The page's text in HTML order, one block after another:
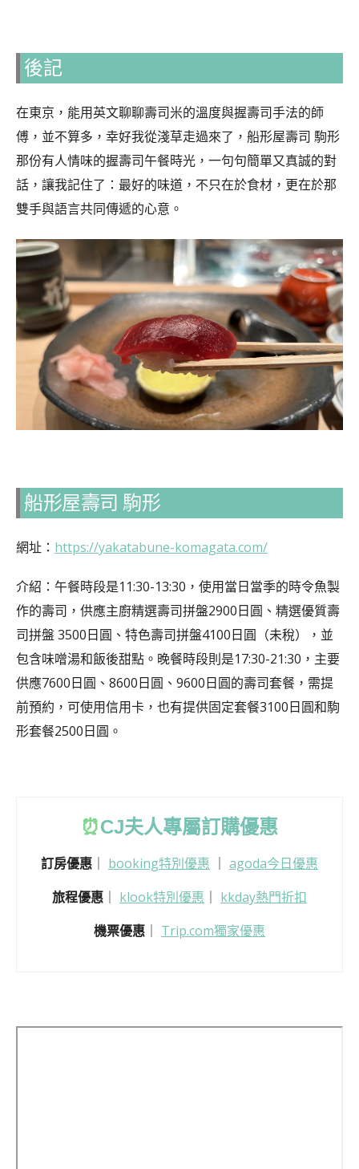
後記
在東京，能用英文聊聊壽司米的溫度與握壽司手法的師
傅，並不算多，幸好我從淺草走過來了，船形屋壽司 駒形
那份有人情味的握壽司午餐時光，一句句簡單又真誠的對
話，讓我記住了：最好的味道，不只在於食材，更在於那
雙手與語言共同傳遞的心意。
船形屋壽司 駒形
網址： https://yakatabune-komagata.com/
介紹：午餐時段是11:30-13:30，使用當日當季的時令魚製
作的壽司，供應主廚精選壽司拼盤2900日圓、精選優質壽
司拼盤 3500日圓、特色壽司拼盤4100日圓（未稅），並
包含味噌湯和飯後甜點。晚餐時段則是17:30-21:30，主要
供應7600日圓、8600日圓、9600日圓的壽司套餐，需提
前預約，可使用信用卡，也有提供固定套餐3100日圓和駒
形套餐2500日圓。
⏰CJ夫人專屬訂購優惠
訂房優惠 booking特別優惠
agoda今日優惠
旅程優惠
klook特別優惠
kkday熱門折扣
機票優惠
Trip.com獨家優惠